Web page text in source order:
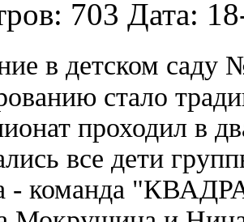
703 Дата:
в детском
стало
проходил в
все дети
- команда